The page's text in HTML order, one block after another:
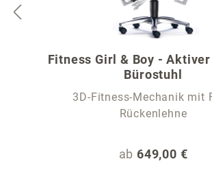
Fitness Girl & Boy -
Bürostuhl
3D-Fitness-Mechanik mit
Rückenlehne
Regulärer Preis:
ab 649,00 €